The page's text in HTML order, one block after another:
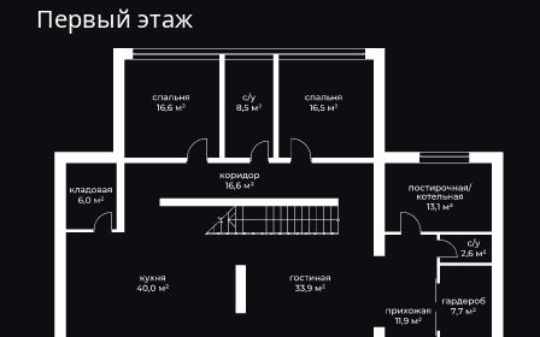
Первый этаж